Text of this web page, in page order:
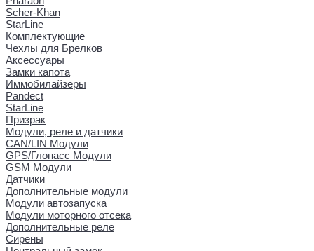
Scher-Khan
StarLine
Комплектующие
Чехлы для Брелков
Аксессуары
Замки капота
Иммобилайзеры
Pandect
StarLine
Призрак
Модули, реле и датчики
CAN/LIN Модули
GPS/Глонасс Модули
GSM Модули
Датчики
Дополнительные модули
Модули автозапуска
Модули моторного отсека
Дополнительные реле
Сирены